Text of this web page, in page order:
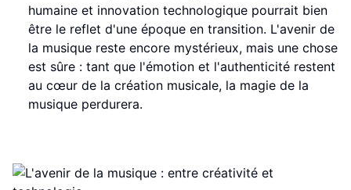
humaine et innovation technologique pourrait bien
être le reflet d'une époque en transition. L'avenir de
la musique reste encore mystérieux, mais une chose
est sûre : tant que l'émotion et l'authenticité restent
au cœur de la création musicale, la magie de la
musique perdurera.